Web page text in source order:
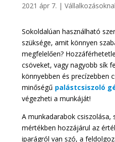
2021 ápr 7. |
Sokoldalúan használható
szüksége, amit könnyen
megfelelően?
csöveket, vagy nagyobb sík
könnyebben és precízebben
minőségű palástcsiszoló
végezheti a munkáját!
A munkadarabok csiszolása,
mértékben hozzájárul az
iparágról van szó, a